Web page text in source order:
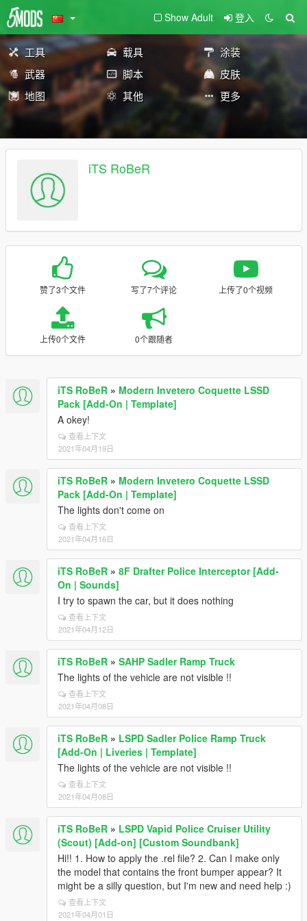
Show Adult 登入
工具 载具
涂装
武器
脚本
皮肤
地图
其他 更多
iTS RoBeR
赞了3个文件 写了7个评论 上传了0个视频
上传0个文件 0个跟随者
iTS RoBeR » Modern Invetero Coquette LSSD
Pack [Add-On | Template]
A okey!
查看上下文
2021年04月19日
iTS RoBeR » Modern Invetero Coquette LSSD
Pack [Add-On | Template]
The lights don't come on
查看上下文
2021年04月16日
iTS RoBeR » 8F Drafter Police Interceptor [Add-
On | Sounds]
I try to spawn the car, but it does nothing
查看上下文
2021年04月12日
iTS RoBeR » SAHP Sadler Ramp Truck
The lights of the vehicle are not visible !!
查看上下文
2021年04月08日
iTS RoBeR » LSPD Sadler Police Ramp Truck
[Add-On | Liveries | Template]
The lights of the vehicle are not visible !!
查看上下文
2021年04月08日
iTS RoBeR » LSPD Vapid Police Cruiser Utility
(Scout) [Add-on] [Custom Soundbank]
Hi!! 1. How to apply the .rel file? 2. Can I make only
the model that contains the front bumper appear? It
might be a silly question, but I'm new and need help :)
查看上下文
2021年04月01日